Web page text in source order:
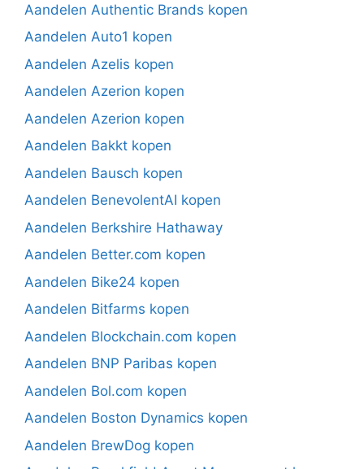
Aandelen Authentic Brands kopen
Aandelen Auto1 kopen
Aandelen Azelis kopen
Aandelen Azerion kopen
Aandelen Azerion kopen
Aandelen Bakkt kopen
Aandelen Bausch kopen
Aandelen BenevolentAI kopen
Aandelen Berkshire Hathaway
Aandelen Better.com kopen
Aandelen Bike24 kopen
Aandelen Bitfarms kopen
Aandelen Blockchain.com kopen
Aandelen BNP Paribas kopen
Aandelen Bol.com kopen
Aandelen Boston Dynamics kopen
Aandelen BrewDog kopen